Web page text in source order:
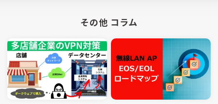
その他 コラム